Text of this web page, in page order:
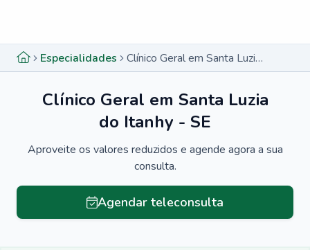
Especialidades Clínico Geral em Santa Luzia do Itanhy - SE
Clínico Geral em Santa Luzia
do Itanhy - SE
Aproveite os valores reduzidos e agende agora a sua
consulta.
Agendar teleconsulta